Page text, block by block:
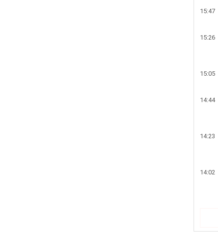
15:47
15:26
15:05
14:44
14:23
14:02